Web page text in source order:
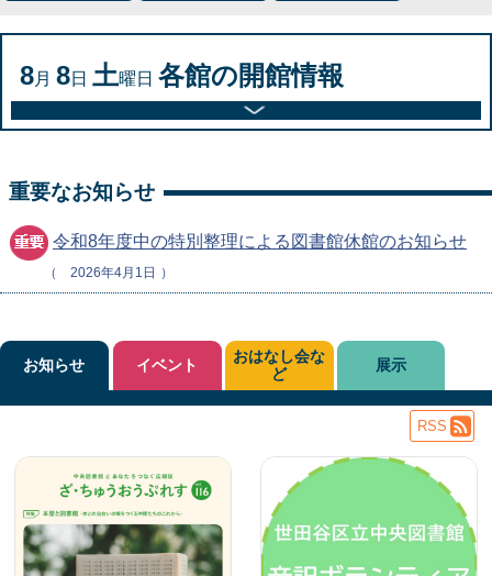
8月 8日 土曜日 各館の開館情報
重要なお知らせ
令和8年度中の特別整理による図書館休館のお知らせ
2026年4月1日
お知らせ イベント
おはなし会な
ど
展示
RSS